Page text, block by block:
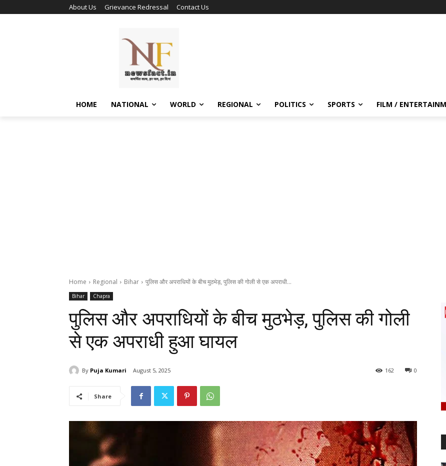
About Us Grievance Redressal Contact Us
HOME NATIONAL WORLD REGIONAL POLITICS SPORTS FILM /
Home Regional Bihar पुलिस और अपराधियों के बीच मुठभेड़, पुलिस की गोली से एक अपराधी...
Bihar Chapra
पुलिस और अपराधियों के बीच मुठभेड़, पुलिस की गोली
से एक अपराधी हुआ घायल
By Puja Kumari August 5, 2025 0
162
Share